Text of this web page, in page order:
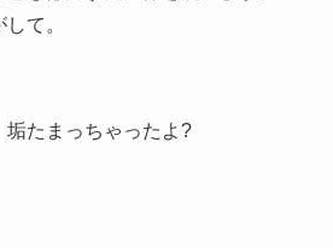
て。
たまっちゃったよ?